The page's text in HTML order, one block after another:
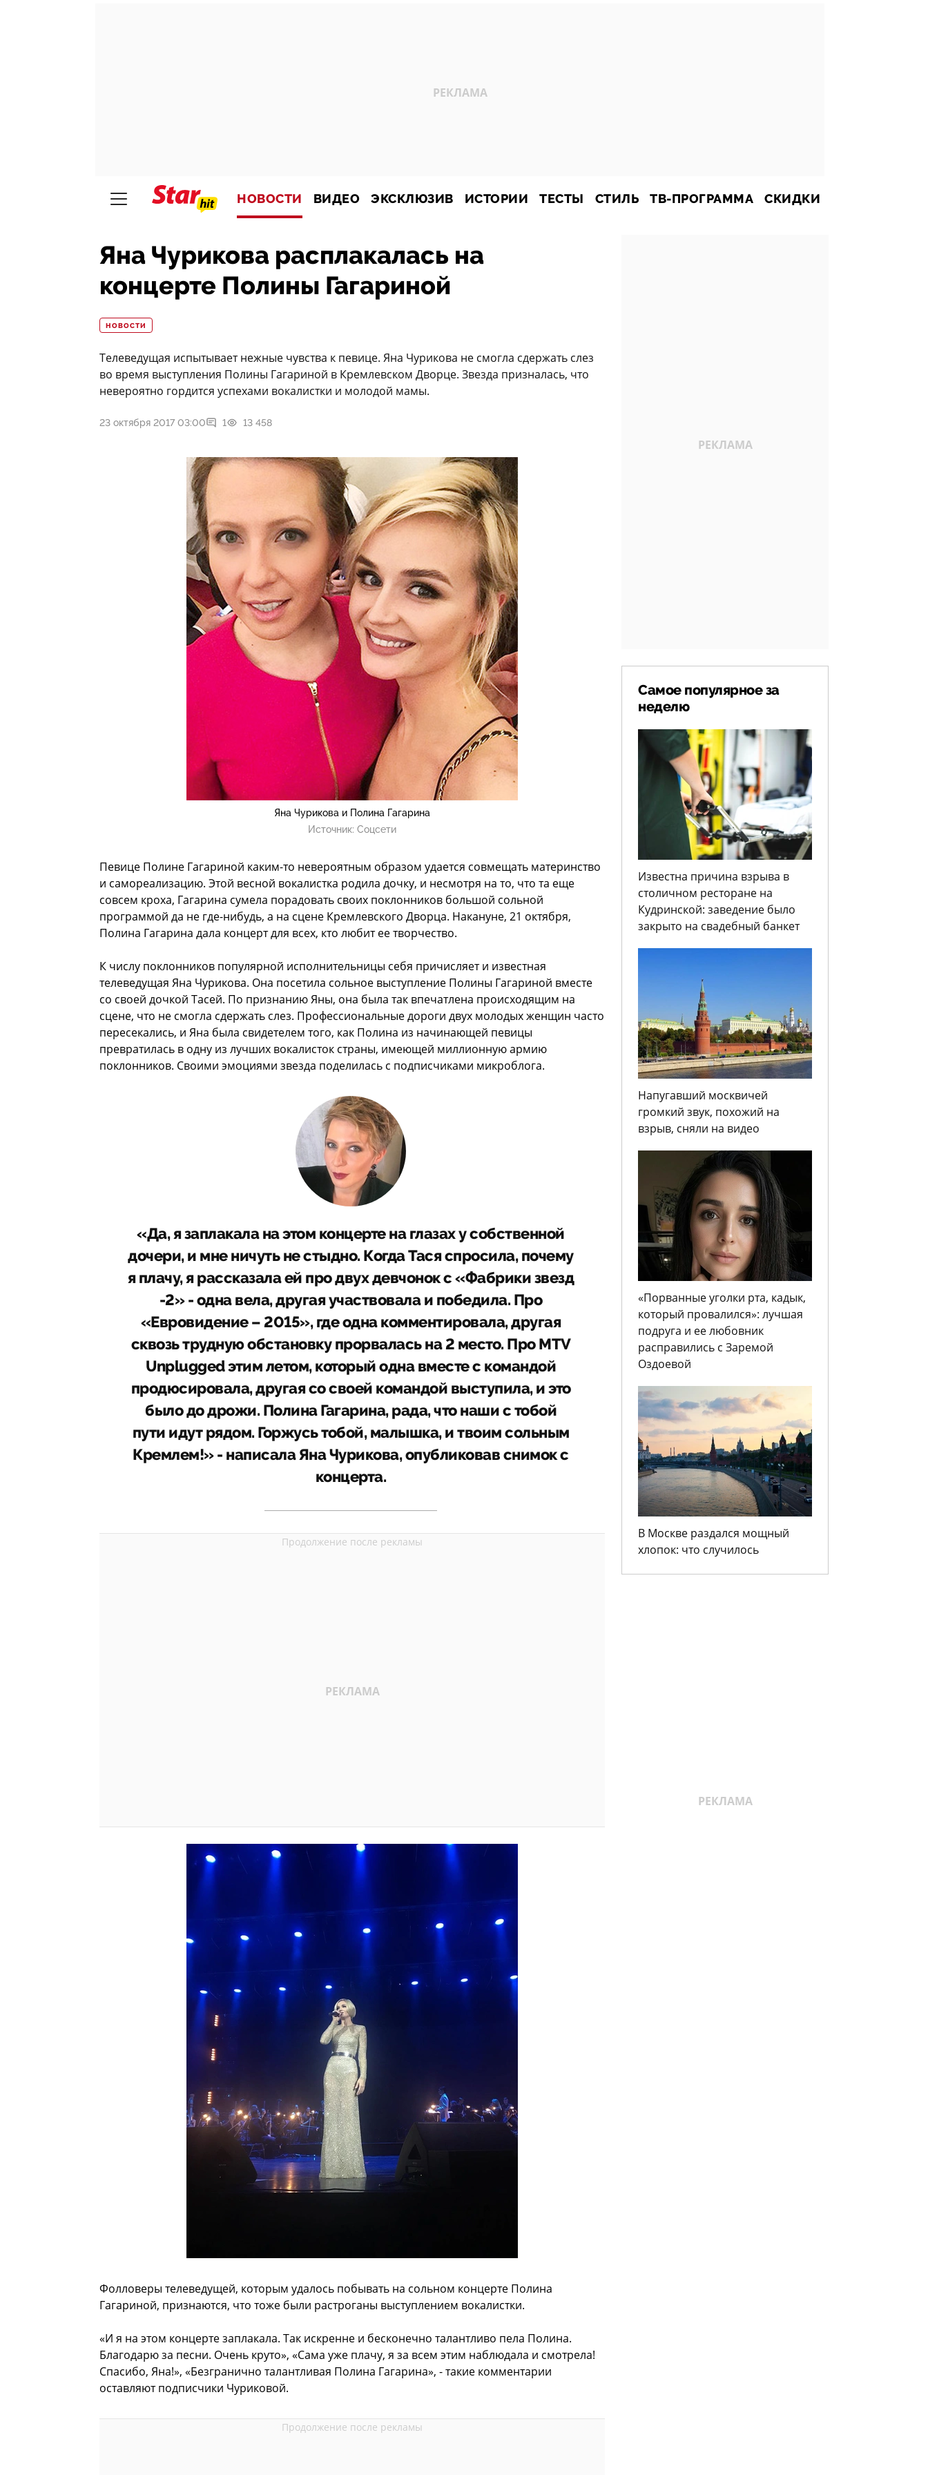
НОВОСТИ ВИДЕО ЭКСКЛЮЗИВ ИСТОРИИ ТЕСТЫ СТИЛЬ ТВ-ПРОГРАММА СКИДКИ
Яна Чурикова расплакалась на
концерте Полины Гагариной
НОВОСТИ
Телеведущая испытывает нежные чувства к певице. Яна Чурикова не смогла сдержать слез
во время выступления Полины Гагариной в Кремлевском Дворце. Звезда призналась, что
невероятно гордится успехами вокалистки и молодой мамы.
23 октября 2017 03:00 1 13 458
Яна Чурикова и Полина Гагарина
Источник: Соцсети
Певице Полине Гагариной каким-то невероятным образом удается совмещать материнство
и самореализацию. Этой весной вокалистка родила дочку, и несмотря на то, что та еще
совсем кроха, Гагарина сумела порадовать своих поклонников большой сольной
программой да не где-нибудь, а на сцене Кремлевского Дворца. Накануне, 21 октября,
Полина Гагарина дала концерт для всех, кто любит ее творчество.
К числу поклонников популярной исполнительницы себя причисляет и известная
телеведущая Яна Чурикова. Она посетила сольное выступление Полины Гагариной вместе
со своей дочкой Тасей. По признанию Яны, она была так впечатлена происходящим на
сцене, что не смогла сдержать слез. Профессиональные дороги двух молодых женщин часто
пересекались, и Яна была свидетелем того, как Полина из начинающей певицы
превратилась в одну из лучших вокалисток страны, имеющей миллионную армию
поклонников. Своими эмоциями звезда поделилась с подписчиками микроблога.
«Да, я заплакала на этом концерте на глазах у собственной
дочери, и мне ничуть не стыдно. Когда Тася спросила, почему
я плачу, я рассказала ей про двух девчонок с «Фабрики звезд
-2» - одна вела, другая участвовала и победила. Про
«Евровидение – 2015», где одна комментировала, другая
сквозь трудную обстановку прорвалась на 2 место. Про MTV
Unplugged этим летом, который одна вместе с командой
продюсировала, другая со своей командой выступила, и это
было до дрожи. Полина Гагарина, рада, что наши с тобой
пути идут рядом. Горжусь тобой, малышка, и твоим сольным
Кремлем!» - написала Яна Чурикова, опубликовав снимок с
концерта.
Фолловеры телеведущей, которым удалось побывать на сольном концерте Полина
Гагариной, признаются, что тоже были растроганы выступлением вокалистки.
«И я на этом концерте заплакала. Так искренне и бесконечно талантливо пела Полина.
Благодарю за песни. Очень круто», «Сама уже плачу, я за всем этим наблюдала и смотрела!
Спасибо, Яна!», «Безгранично талантливая Полина Гагарина», - такие комментарии
оставляют подписчики Чуриковой.
Самое популярное за
неделю
Известна причина взрыва в
столичном ресторане на
Кудринской: заведение было
закрыто на свадебный банкет
Напугавший москвичей
громкий звук, похожий на
взрыв, сняли на видео
«Порванные уголки рта, кадык,
который провалился»: лучшая
подруга и ее любовник
расправились с Заремой
Оздоевой
В Москве раздался мощный
хлопок: что случилось